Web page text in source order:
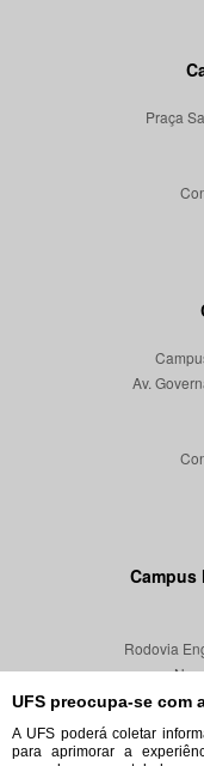
UFS preocupa-se com
A UFS poderá coletar
para aprimorar a
Praça
Av.
Campus
Rodovia